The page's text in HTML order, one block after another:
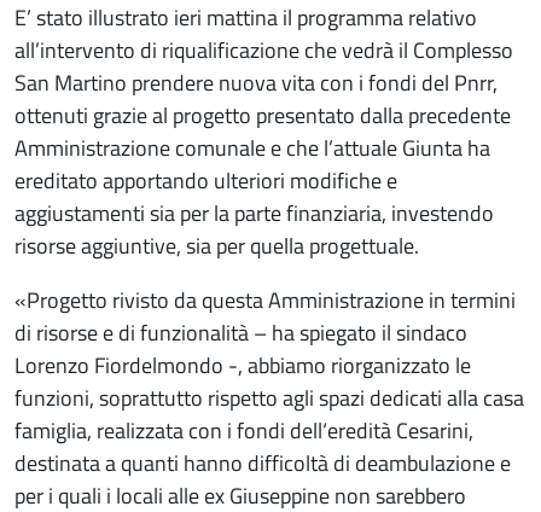
E’ stato illustrato ieri mattina il programma relativo
all’intervento di riqualificazione che vedrà il Complesso
San Martino prendere nuova vita con i fondi del Pnrr,
ottenuti grazie al progetto presentato dalla precedente
Amministrazione comunale e che l’attuale Giunta ha
ereditato apportando ulteriori modifiche e
aggiustamenti sia per la parte finanziaria, investendo
risorse aggiuntive, sia per quella progettuale.
«Progetto rivisto da questa Amministrazione in termini
di risorse e di funzionalità – ha spiegato il sindaco
Lorenzo Fiordelmondo -, abbiamo riorganizzato le
funzioni, soprattutto rispetto agli spazi dedicati alla casa
famiglia, realizzata con i fondi dell‘eredità Cesarini,
destinata a quanti hanno difficoltà di deambulazione e
per i quali i locali alle ex Giuseppine non sarebbero